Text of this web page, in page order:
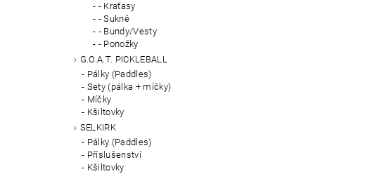
- Kraťasy
- Sukně
- Bundy/Vesty
- Ponožky
G.O.A.T. PICKLEBALL
Pálky (Paddles)
Sety (pálka + míčky)
Míčky
Kšiltovky
SELKIRK
Pálky (Paddles)
Příslušenství
Kšiltovky